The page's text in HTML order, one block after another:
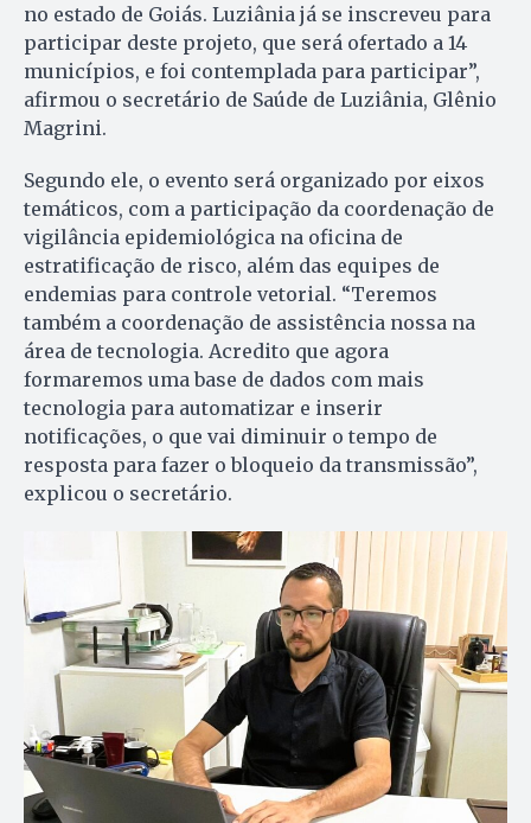
no estado de Goiás. Luziânia já se inscreveu para
participar deste projeto, que será ofertado a 14
municípios, e foi contemplada para participar”,
afirmou o secretário de Saúde de Luziânia, Glênio
Magrini.
Segundo ele, o evento será organizado por eixos
temáticos, com a participação da coordenação de
vigilância epidemiológica na oficina de
estratificação de risco, além das equipes de
endemias para controle vetorial. “Teremos
também a coordenação de assistência nossa na
área de tecnologia. Acredito que agora
formaremos uma base de dados com mais
tecnologia para automatizar e inserir
notificações, o que vai diminuir o tempo de
resposta para fazer o bloqueio da transmissão”,
explicou o secretário.